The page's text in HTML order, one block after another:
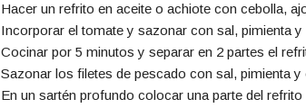
Hacer un refrito en aceite o achiote con cebolla,
Incorporar el tomate y sazonar con sal, pimienta
Cocinar por 5 minutos y separar en 2 partes el
Sazonar los filetes de pescado con sal, pimienta
En un sartén profundo colocar una parte del